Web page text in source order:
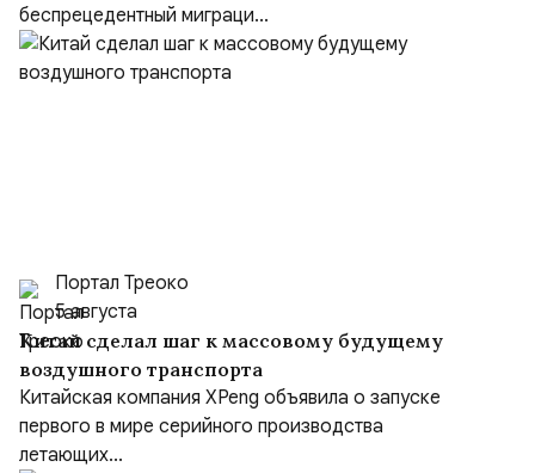
беспрецедентный миграци...
Портал Треоко
5 августа
Китай сделал шаг к массовому будущему
воздушного транспорта
Китайская компания XPeng объявила о запуске
первого в мире серийного производства
летающих...